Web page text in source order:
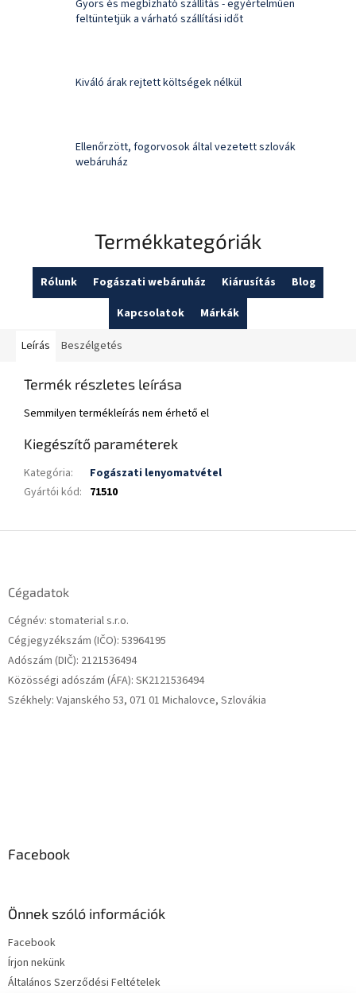
Gyors és megbízható szállítás - egyértelműen
feltüntetjük a várható szállítási időt
Kiváló árak rejtett költségek nélkül
Ellenőrzött, fogorvosok által vezetett szlovák
webáruház
Termékkategóriák
Rólunk Fogászati webáruház Kiárusítás
Blog
Kapcsolatok
Márkák
Leírás Beszélgetés
Termék részletes leírása
Semmilyen termékleírás nem érhető el
Kiegészítő paraméterek
Kategória:
Fogászati lenyomatvétel
Gyártói kód: 71510
Cégadatok
Cégnév: stomaterial s.r.o.
Cégjegyzékszám (IČO): 53964195
Adószám (DIČ): 2121536494
Közösségi adószám (ÁFA): SK2121536494
Székhely: Vajanského 53, 071 01 Michalovce, Szlovákia
Facebook
Önnek szóló információk
Facebook
Írjon nekünk
Általános Szerződési Feltételek